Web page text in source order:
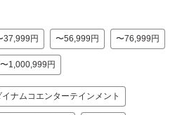
37,999円 〜56,999円 〜76,999円
〜1,000,999円
ナムコエンターテインメント